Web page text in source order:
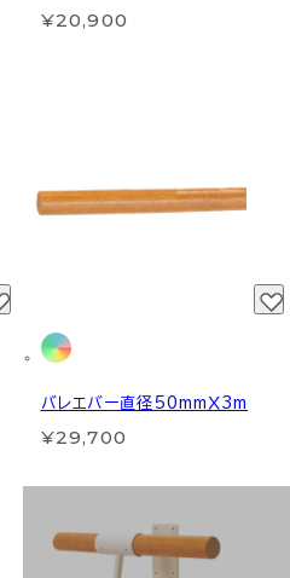
¥20,900
バレエバー直径50mmＸ3m
¥29,700